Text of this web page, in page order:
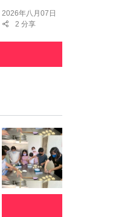
2026年八月07日
2 分享